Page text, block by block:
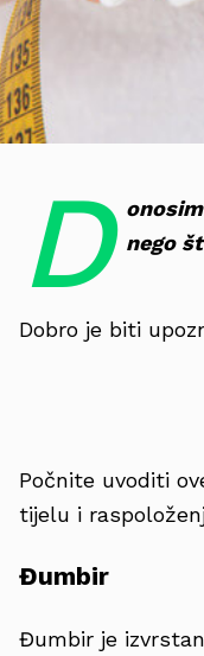
D nego
Dobro je biti
Počnite uvoditi
tijelu i
Đumbir
Đumbir je